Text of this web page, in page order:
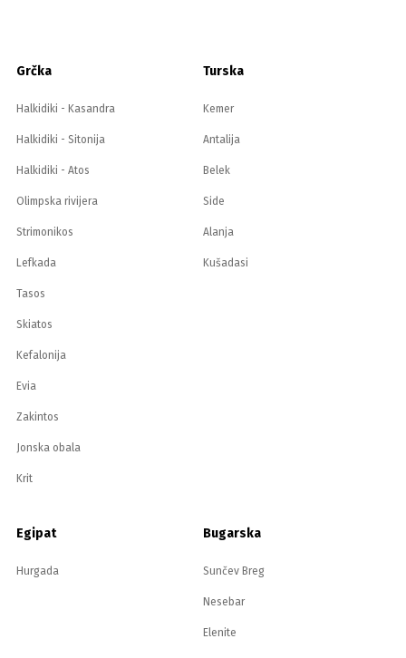
Grčka
Halkidiki - Kasandra
Halkidiki - Sitonija
Halkidiki - Atos
Olimpska rivijera
Strimonikos
Lefkada
Tasos
Skiatos
Kefalonija
Evia
Zakintos
Jonska obala
Krit
Turska
Kemer
Antalija
Belek
Side
Alanja
Kušadasi
Egipat
Hurgada
Bugarska
Sunčev Breg
Nesebar
Elenite